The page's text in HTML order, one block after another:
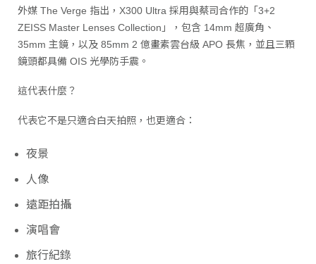
外媒 The Verge 指出，X300 Ultra 採用與蔡司合作的「3+2
ZEISS Master Lenses Collection」，包含 14mm 超廣角、
35mm 主鏡，以及 85mm 2 億畫素雲台級 APO 長焦，並且三顆
鏡頭都具備 OIS 光學防手震。
這代表什麼？
代表它不是只適合白天拍照，也更適合：
夜景
人像
遠距拍攝
演唱會
旅行紀錄